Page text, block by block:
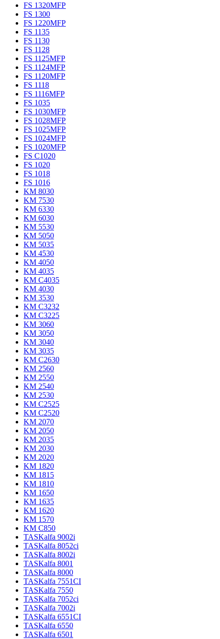
FS 1320MFP
FS 1300
FS 1220MFP
FS 1135
FS 1130
FS 1128
FS 1125MFP
FS 1124MFP
FS 1120MFP
FS 1118
FS 1116MFP
FS 1035
FS 1030MFP
FS 1028MFP
FS 1025MFP
FS 1024MFP
FS 1020MFP
FS C1020
FS 1020
FS 1018
FS 1016
KM 8030
KM 7530
KM 6330
KM 6030
KM 5530
KM 5050
KM 5035
KM 4530
KM 4050
KM 4035
KM C4035
KM 4030
KM 3530
KM C3232
KM C3225
KM 3060
KM 3050
KM 3040
KM 3035
KM C2630
KM 2560
KM 2550
KM 2540
KM 2530
KM C2525
KM C2520
KM 2070
KM 2050
KM 2035
KM 2030
KM 2020
KM 1820
KM 1815
KM 1810
KM 1650
KM 1635
KM 1620
KM 1570
KM C850
TASKalfa 9002i
TASKalfa 8052ci
TASKalfa 8002i
TASKalfa 8001
TASKalfa 8000
TASKalfa 7551CI
TASKalfa 7550
TASKalfa 7052ci
TASKalfa 7002i
TASKalfa 6551CI
TASKalfa 6550
TASKalfa 6501